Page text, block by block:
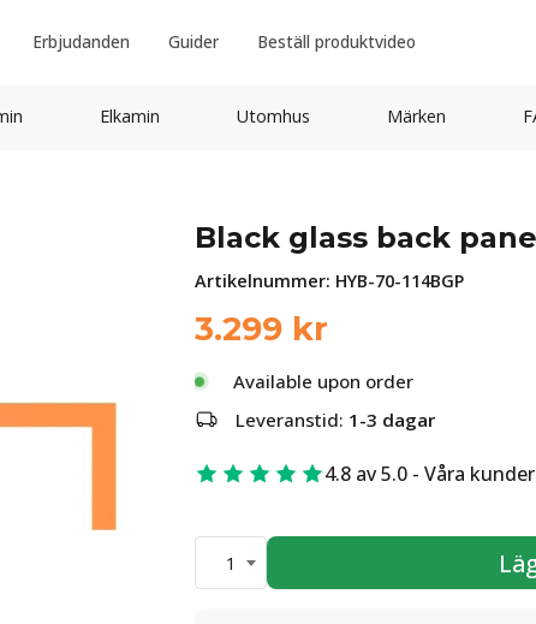
Erbjudanden Guider Beställ produktvideo
Elkamin Utomhus Märken
Black glass back
Artikelnummer: HYB-70-114BGP
3.299 kr
Available upon order
Leveranstid: 1-3 dagar
4.8 av 5.0 - Våra
1